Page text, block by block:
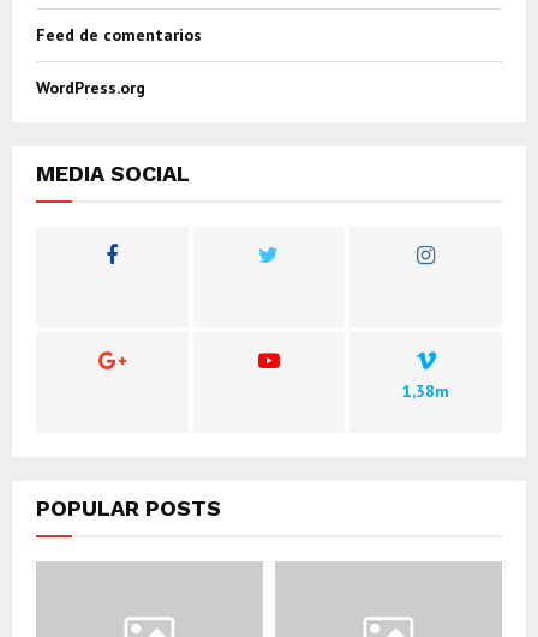
Feed de comentarios
WordPress.org
MEDIA SOCIAL
1,38m
POPULAR POSTS